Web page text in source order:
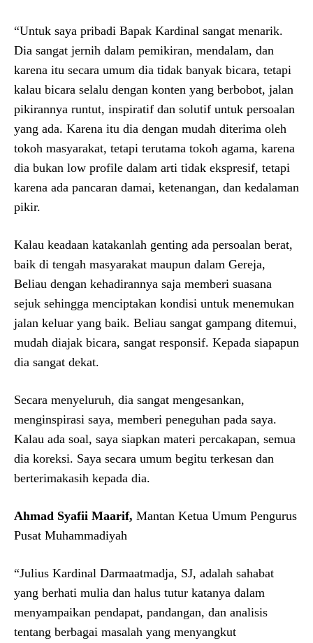
“Untuk saya pribadi Bapak Kardinal sangat menarik.
Dia sangat jernih dalam pemikiran, mendalam, dan
karena itu secara umum dia tidak banyak bicara, tetapi
kalau bicara selalu dengan konten yang berbobot, jalan
pikirannya runtut, inspiratif dan solutif untuk persoalan
yang ada. Karena itu dia dengan mudah diterima oleh
tokoh masyarakat, tetapi terutama tokoh agama, karena
dia bukan low profile dalam arti tidak ekspresif, tetapi
karena ada pancaran damai, ketenangan, dan kedalaman
pikir.
Kalau keadaan katakanlah genting ada persoalan berat,
baik di tengah masyarakat maupun dalam Gereja,
Beliau dengan kehadirannya saja memberi suasana
sejuk sehingga menciptakan kondisi untuk menemukan
jalan keluar yang baik. Beliau sangat gampang ditemui,
mudah diajak bicara, sangat responsif. Kepada siapapun
dia sangat dekat.
Secara menyeluruh, dia sangat mengesankan,
menginspirasi saya, memberi peneguhan pada saya.
Kalau ada soal, saya siapkan materi percakapan, semua
dia koreksi. Saya secara umum begitu terkesan dan
berterimakasih kepada dia.
Ahmad Syafii Maarif, Mantan Ketua Umum Pengurus
Pusat Muhammadiyah
“Julius Kardinal Darmaatmadja, SJ, adalah sahabat
yang berhati mulia dan halus tutur katanya dalam
menyampaikan pendapat, pandangan, dan analisis
tentang berbagai masalah yang menyangkut